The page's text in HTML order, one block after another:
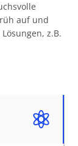
auf und
z.B.
